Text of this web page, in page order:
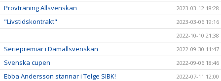
Provträning Allsvenskan 2023-03-12 18:28
"Livstidskontrakt"
2023-03-06 19:16
2022-10-10 21:38
Seriepremiär i Damallsvenskan 2022-09-30 11:47
Svenska cupen 2022-09-06 18:46
Ebba Andersson stannar i Telge SIBK! 2022-07-11 12:00